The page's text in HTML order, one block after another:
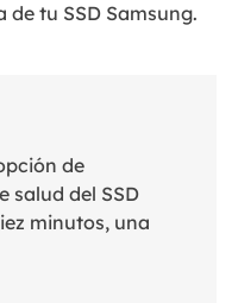
tu SSD Samsung.
de
salud del SSD
minutos, una